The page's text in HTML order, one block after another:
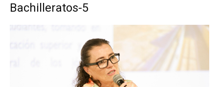
Bachilleratos-5